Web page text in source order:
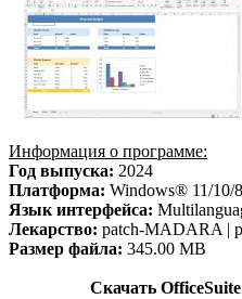
Информация о программе:
Год выпуска: 2024
Платформа: Windows® 11/10/
Язык интерфейса:
Лекарство: patch-MADARA |
Размер файла: 345.00 MB
Скачать